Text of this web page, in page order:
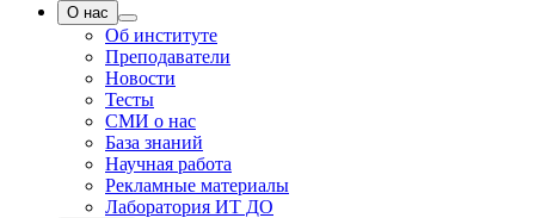
О нас
Об институте
Преподаватели
Новости
Тесты
СМИ о нас
База знаний
Научная работа
Рекламные материалы
Лаборатория ИТ ДО